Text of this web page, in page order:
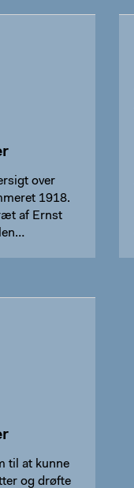
over
1918.
af Ernst
til at kunne
og drøfte